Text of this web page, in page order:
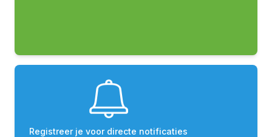
Registreer je voor directe notificaties